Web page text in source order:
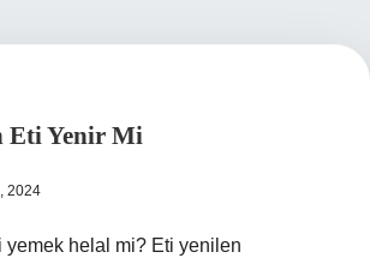
Eti Yenir Mi
2024
yemek helal mi? Eti yenilen